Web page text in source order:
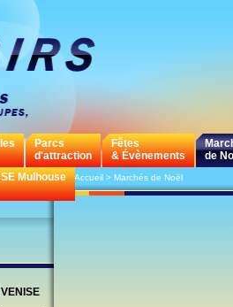
Parcs
d'attraction
Fêtes
& Évènements
de
Mulhouse>Accueil> Marchés de Noël